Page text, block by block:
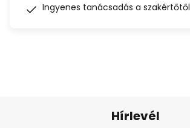
Ingyenes tanácsadás a szakértőtől
Hírlevél